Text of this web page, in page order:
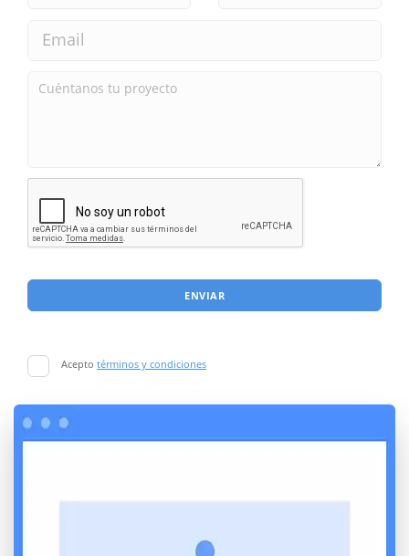
ENVIAR
Acepto términos y condiciones